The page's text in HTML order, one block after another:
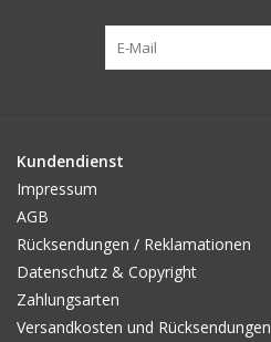
Kundendienst
Impressum
AGB
Rücksendungen / Reklamationen
Datenschutz & Copyright
Zahlungsarten
Versandkosten und Rücksendungen